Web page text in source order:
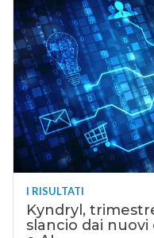
I RISULTATI
Kyndryl,
slancio dai